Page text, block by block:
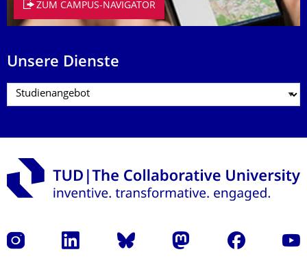
ZUM CAMPUS-NAVIGATOR
Unsere Dienste
Instagram LinkedIn Bluesky Mastodon Facebook